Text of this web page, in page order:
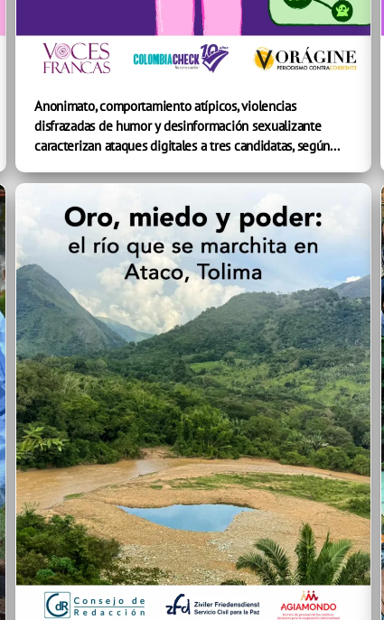
Anonimato, comportamiento atípicos, violencias
disfrazadas de humor y desinformación sexualizante
caracterizan ataques digitales a tres candidatas, según...